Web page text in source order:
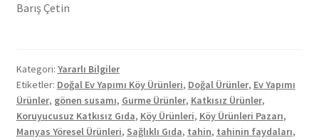
Barış Çetin
Kategori: Yararlı Bilgiler
Etiketler: Doğal Ev Yapımı Köy Ürünleri, Doğal Ürünler, Ev Yapımı
Ürünler, gönen susamı, Gurme Ürünler, Katkısız Ürünler,
Koruyucusuz Katkısız Gıda, Köy Ürünleri, Köy Ürünleri Pazarı,
Manyas Yöresel Ürünleri, Sağlıklı Gıda, tahin, tahinin faydaları,